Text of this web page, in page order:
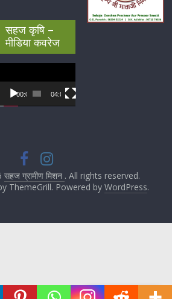
सहज कृषि –
मीडिया कवरेज
00:00 04:07
सहज ग्रामीण मिशन . All rights reserved.
ThemeGrill. Powered by WordPress.